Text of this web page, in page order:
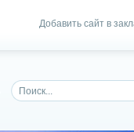
Добавить сайт в